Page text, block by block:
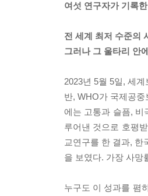
여섯 연구자가 기록
전 세계 최저 수준의
그러나 그 울타리 안
2023년 5월 5일, 세
반, WHO가 국제공
에는 고통과 슬픔, 비
루어낸 것으로 호평
교연구를 한 결과, 한
을 보였다. 가장 사망
누구도 이 성과를 폄